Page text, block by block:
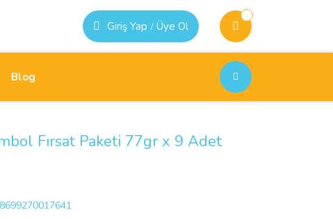
Giriş Yap / Üye Ol
Blog
Fırsat Paketi 77gr x 9 Adet
8699270017641